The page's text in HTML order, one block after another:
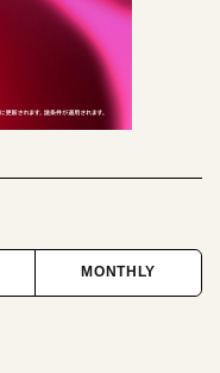
MONTHLY